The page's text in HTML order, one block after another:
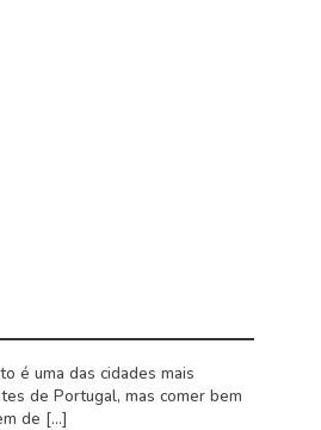
é uma das cidades mais
de Portugal, mas comer bem
de […]